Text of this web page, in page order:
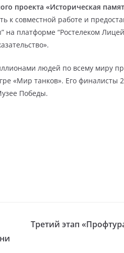
проекта «Историческая
к совместной работе и
на платформе “Ростелеком
людей по всему миру
«Мир танков». Его финалисты
Победы.
Третий этап